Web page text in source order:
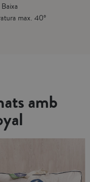
max. 40º
amb